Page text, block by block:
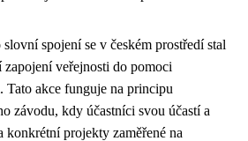
spojení se v českém prostředí stal
veřejnosti do pomoci
Tato akce funguje na principu
závodu, kdy účastníci svou účastí a
konkrétní projekty zaměřené na